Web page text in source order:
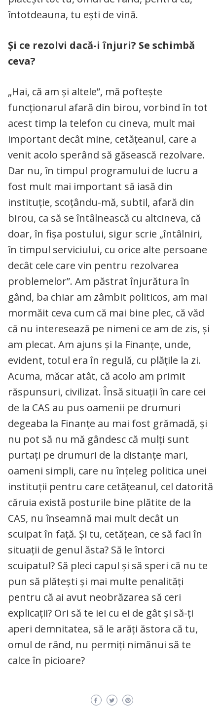
întotdeauna, tu ești de vină.
Și ce rezolvi dacă-i înjuri? Se schimbă
ceva?
„Hai, că am și altele”, mă poftește
funcționarul afară din birou, vorbind în tot
acest timp la telefon cu cineva, mult mai
important decât mine, cetățeanul, care a
venit acolo sperând să găsească rezolvare.
Dar nu, în timpul programului de lucru a
fost mult mai important să iasă din
instituție, scoțându-mă, subtil, afară din
birou, ca să se întâlnească cu altcineva, că
doar, în fișa postului, sigur scrie „întâlniri,
în timpul serviciului, cu orice alte persoane
decât cele care vin pentru rezolvarea
problemelor”. Am păstrat înjurătura în
gând, ba chiar am zâmbit politicos, am mai
mormăit ceva cum că mai bine plec, că văd
că nu interesează pe nimeni ce am de zis, și
am plecat. Am ajuns și la Finanțe, unde,
evident, totul era în regulă, cu plățile la zi.
Acuma, măcar atât, că acolo am primit
răspunsuri, civilizat. Însă situații în care cei
de la CAS au pus oamenii pe drumuri
degeaba la Finanțe au mai fost grămadă, și
nu pot să nu mă gândesc că mulți sunt
purtați pe drumuri de la distanțe mari,
oameni simpli, care nu înțeleg politica unei
instituții pentru care cetățeanul, cel datorită
căruia există posturile bine plătite de la
CAS, nu înseamnă mai mult decât un
scuipat în față. Și tu, cetățean, ce să faci în
situații de genul ăsta? Să le întorci
scuipatul? Să pleci capul și să speri că nu te
pun să plătești și mai multe penalități
pentru că ai avut neobrăzarea să ceri
explicații? Ori să te iei cu ei de gât și să-ți
aperi demnitatea, să le arăți ăstora că tu,
omul de rând, nu permiți nimănui să te
calce în picioare?